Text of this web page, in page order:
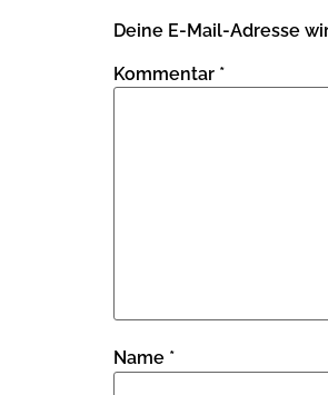
Deine E-Mail-Adresse
Kommentar *
Name *